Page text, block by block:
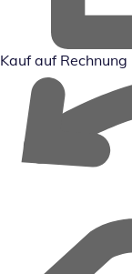
Kauf auf Rechnung